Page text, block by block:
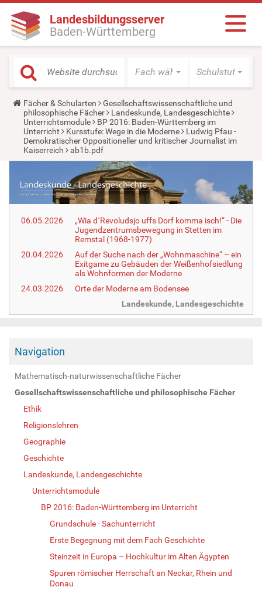
Landesbildungsserver
Baden-Württemberg
Fach wählen Schulstufe
Y
o
u
a
r
e
h
e
:
Fächer & Schularten
Gesellschaftswissenschaftliche und
philosophische Fächer
Landeskunde, Landesgeschichte
Unterrichtsmodule
BP 2016: Baden-Württemberg im
Unterricht
Kursstufe: Wege in die Moderne
Ludwig Pfau -
Demokratischer Oppositioneller und kritischer Journalist im
Kaiserreich
ab1b.pdf
06.05.2026
„Wia d´Revoludsjo uffs Dorf komma isch!“ - Die
Jugendzentrumsbewegung in Stetten im
Remstal (1968-1977)
20.04.2026
Auf der Suche nach der „Wohnmaschine“ – ein
Exitgame zu Gebäuden der Weißenhofsiedlung
als Wohnformen der Moderne
24.03.2026
Orte der Moderne am Bodensee
Landeskunde, Landesgeschichte
Navigation
Mathematisch-naturwissenschaftliche Fächer
Gesellschaftswissenschaftliche und philosophische Fächer
Ethik
Religionslehren
Geographie
Geschichte
Landeskunde, Landesgeschichte
Unterrichtsmodule
BP 2016: Baden-Württemberg im Unterricht
Grundschule - Sachunterricht
Erste Begegnung mit dem Fach Geschichte
Steinzeit in Europa – Hochkultur im Alten Ägypten
Spuren römischer Herrschaft an Neckar, Rhein und
Donau